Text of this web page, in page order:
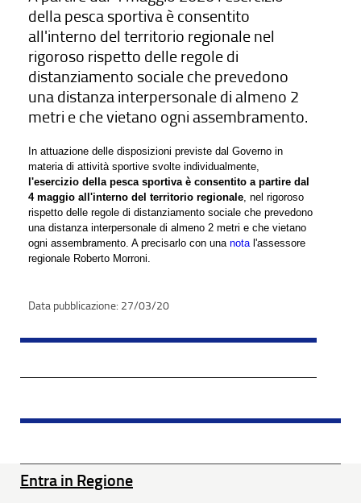
della pesca sportiva è consentito
all'interno del territorio regionale nel
rigoroso rispetto delle regole di
distanziamento sociale che prevedono
una distanza interpersonale di almeno 2
metri e che vietano ogni assembramento.
In attuazione delle disposizioni previste dal Governo in
materia di attività sportive svolte individualmente,
l'esercizio della pesca sportiva è consentito a partire dal
4 maggio all'interno del territorio regionale , nel rigoroso
rispetto delle regole di distanziamento sociale che prevedono
una distanza interpersonale di almeno 2 metri e che vietano
ogni assembramento. A precisarlo con una nota l'assessore
regionale Roberto Morroni.
27/03/20
Entra in Regione